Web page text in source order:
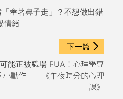
牽著鼻子走」？不想做出錯
情緒
下一篇
能正被職場 PUA！心理學專
動作」｜《午夜時分的心理
課》